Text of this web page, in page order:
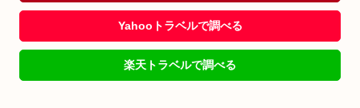
Yahooトラベルで調べる
楽天トラベルで調べる